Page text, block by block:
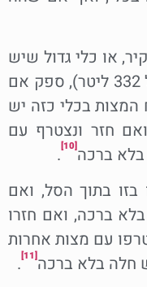
או כלי גדול שיש
בו יותר מארבעים סאה (נפח של 332 ליטר), ספק אם
המצות בכלי כזה יש
חזר ונצטרף עם
בלא ברכה[10]
.
בתוך הסל, ואם
ברכה, ואם חזרו
עם מצות אחרות
חלה בלא ברכה[11]
.